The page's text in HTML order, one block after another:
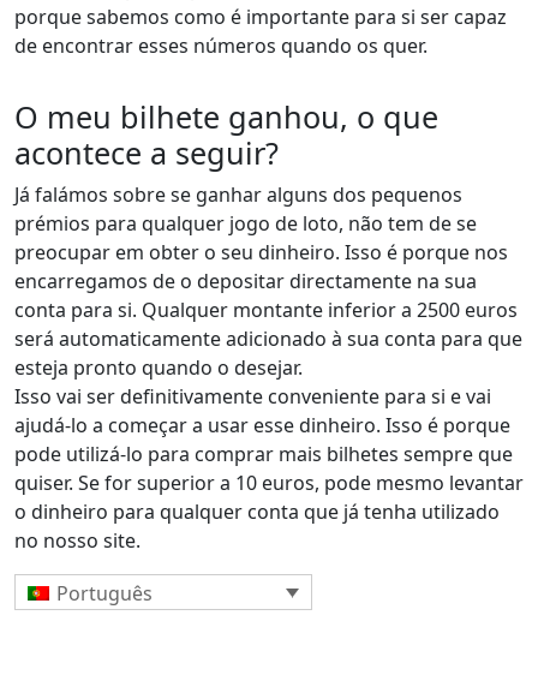
porque sabemos como é importante para si ser capaz
de encontrar esses números quando os quer.
O meu bilhete ganhou, o que
acontece a seguir?
Já falámos sobre se ganhar alguns dos pequenos
prémios para qualquer jogo de loto, não tem de se
preocupar em obter o seu dinheiro. Isso é porque nos
encarregamos de o depositar directamente na sua
conta para si. Qualquer montante inferior a 2500 euros
será automaticamente adicionado à sua conta para que
esteja pronto quando o desejar.
Isso vai ser definitivamente conveniente para si e vai
ajudá-lo a começar a usar esse dinheiro. Isso é porque
pode utilizá-lo para comprar mais bilhetes sempre que
quiser. Se for superior a 10 euros, pode mesmo levantar
o dinheiro para qualquer conta que já tenha utilizado
no nosso site.
Português